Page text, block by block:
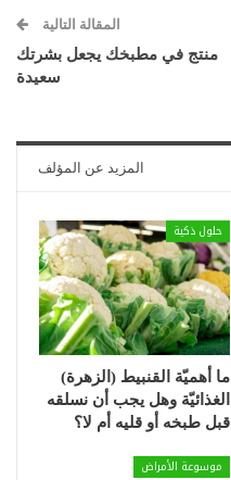
المقالة التالية
منتج في مطبخك يجعل بشرتك
سعيدة
المزيد عن المؤلف
حلول ذكية
ما أهميّة القنبيط (الزهرة)
الغذائيّة وهل يجب أن نسلقه
قبل طبخه أو قليه أم لا؟
موسوعة الأمراض